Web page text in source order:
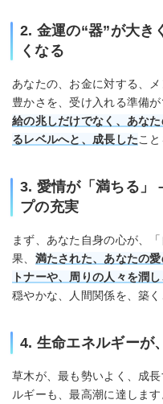
2. 金運の“器”が大き
くなる
あなたの、お金に対する、
豊かさを、受け入れる準備が
給の兆しだけでなく、あな
るレベルへと、成長したこ
3. 愛情が「満ちる」
プの充実
まず、あなた自身の心が、
果、 満たされた、あなたの
トナーや、周りの人々を潤し
穏やかな、人間関係を、築く
4. 生命エネルギーが
草木が、最も勢いよく、成
ルギーも、最高潮に達します